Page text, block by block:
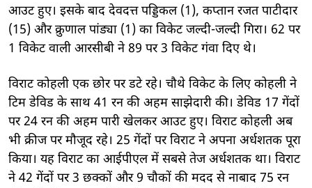
आउट हुए। इसके बाद देवदत्त पड्डिकल (1), कप्तान रजत पाटीदार
(15) और क्रुणाल पांड्या (1) का विकेट जल्दी-जल्दी गिरा। 62 पर
1 विकेट वाली आरसीबी ने 89 पर 3 विकेट गंवा दिए थे।
विराट कोहली एक छोर पर डटे रहे। चौथे विकेट के लिए कोहली ने
टिम डेविड के साथ 41 रन की अहम साझेदारी की। डेविड 17 गेंदों
पर 24 रन की अहम पारी खेलकर आउट हुए। विराट कोहली अब
भी क्रीज पर मौजूद रहे। 25 गेंदों पर विराट ने अपना अर्धशतक पूरा
किया। यह विराट का आईपीएल में सबसे तेज अर्धशतक था। विराट
ने 42 गेंदों पर 3 छक्कों और 9 चौकों की मदद से नाबाद 75 रन